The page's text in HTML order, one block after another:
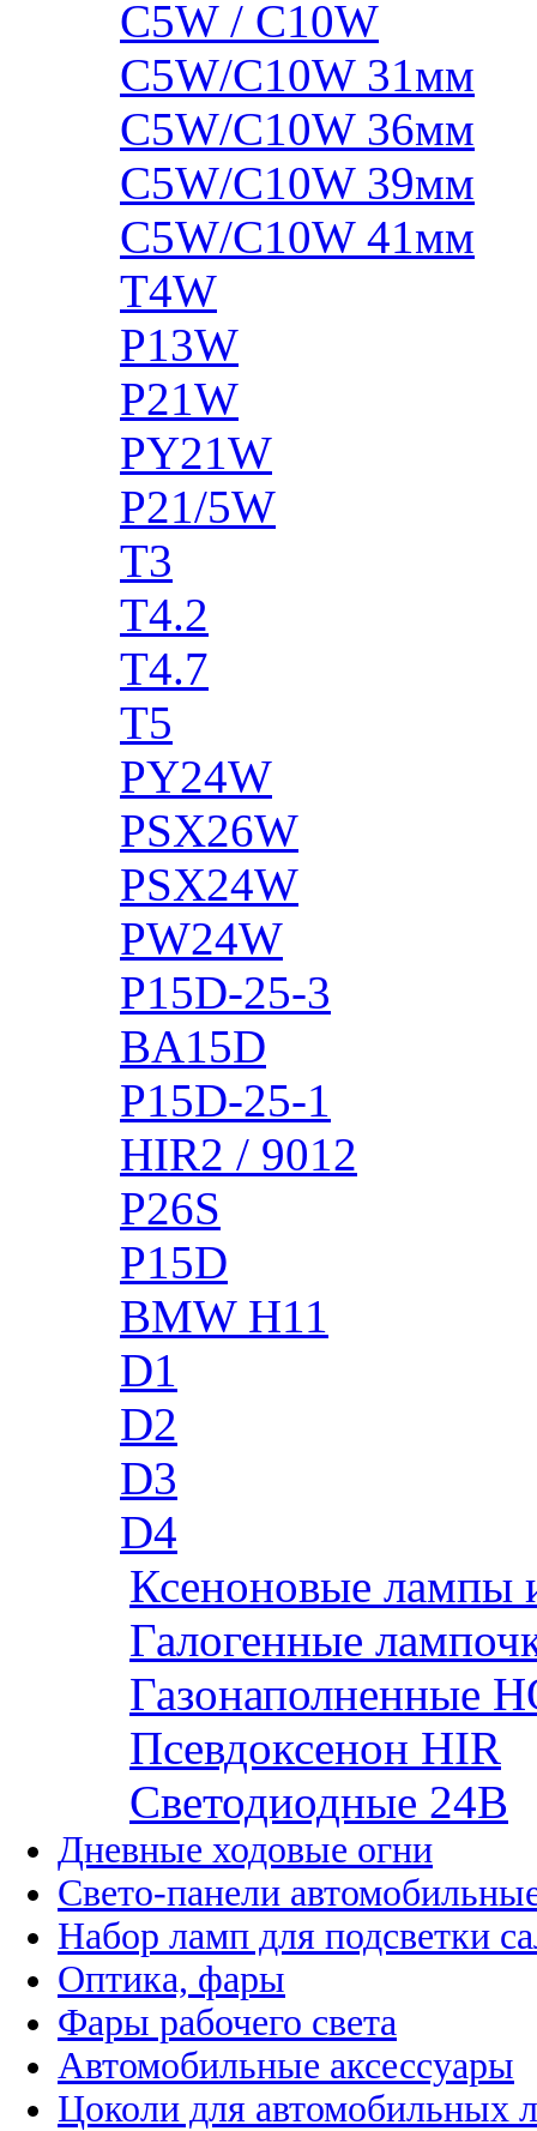
C5W / C10W
C5W/C10W 31мм
C5W/C10W 36мм
C5W/C10W 39мм
C5W/C10W 41мм
T4W
P13W
P21W
PY21W
P21/5W
T3
T4.2
T4.7
T5
PY24W
PSX26W
PSX24W
PW24W
P15D-25-3
BA15D
P15D-25-1
HIR2 / 9012
P26S
P15D
BMW H11
D1
D2
D3
D4
Ксеноновые лампы
Галогенные
Газонаполненные
Псевдоксенон HIR
Cветодиодные 24B
Дневные ходовые огни
Свето-панели
Набор ламп для подсветки
Оптика, фары
Фары рабочего света
Автомобильные аксессуары
Цоколи для автомобильных